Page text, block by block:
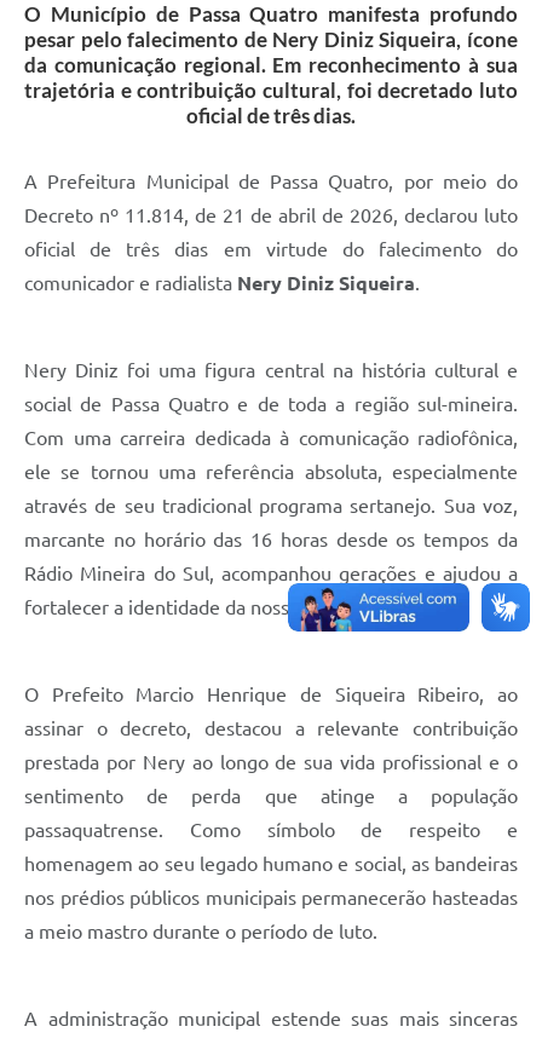
O Município de Passa Quatro manifesta profundo
pesar pelo falecimento de Nery Diniz Siqueira, ícone
da comunicação regional. Em reconhecimento à sua
trajetória e contribuição cultural, foi decretado luto
oficial de três dias.
A Prefeitura Municipal de Passa Quatro, por meio do
Decreto nº 11.814, de 21 de abril de 2026, declarou luto
oficial de três dias em virtude do falecimento do
comunicador e radialista Nery Diniz Siqueira.
Nery Diniz foi uma figura central na história cultural e
social de Passa Quatro e de toda a região sul-mineira.
Com uma carreira dedicada à comunicação radiofônica,
ele se tornou uma referência absoluta, especialmente
através de seu tradicional programa sertanejo. Sua voz,
marcante no horário das 16 horas desde os tempos da
Rádio Mineira do Sul, acompanhou gerações e ajudou a
fortalecer a identidade da nossa comunidade.
O Prefeito Marcio Henrique de Siqueira Ribeiro, ao
assinar o decreto, destacou a relevante contribuição
prestada por Nery ao longo de sua vida profissional e o
sentimento de perda que atinge a população
passaquatrense. Como símbolo de respeito e
homenagem ao seu legado humano e social, as bandeiras
nos prédios públicos municipais permanecerão hasteadas
a meio mastro durante o período de luto.
A administração municipal estende suas mais sinceras